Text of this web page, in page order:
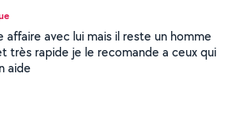
affaire avec lui mais il reste un homme
très rapide je le recomande a ceux qui
aide